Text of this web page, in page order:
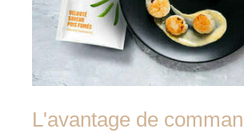
L'avantage de